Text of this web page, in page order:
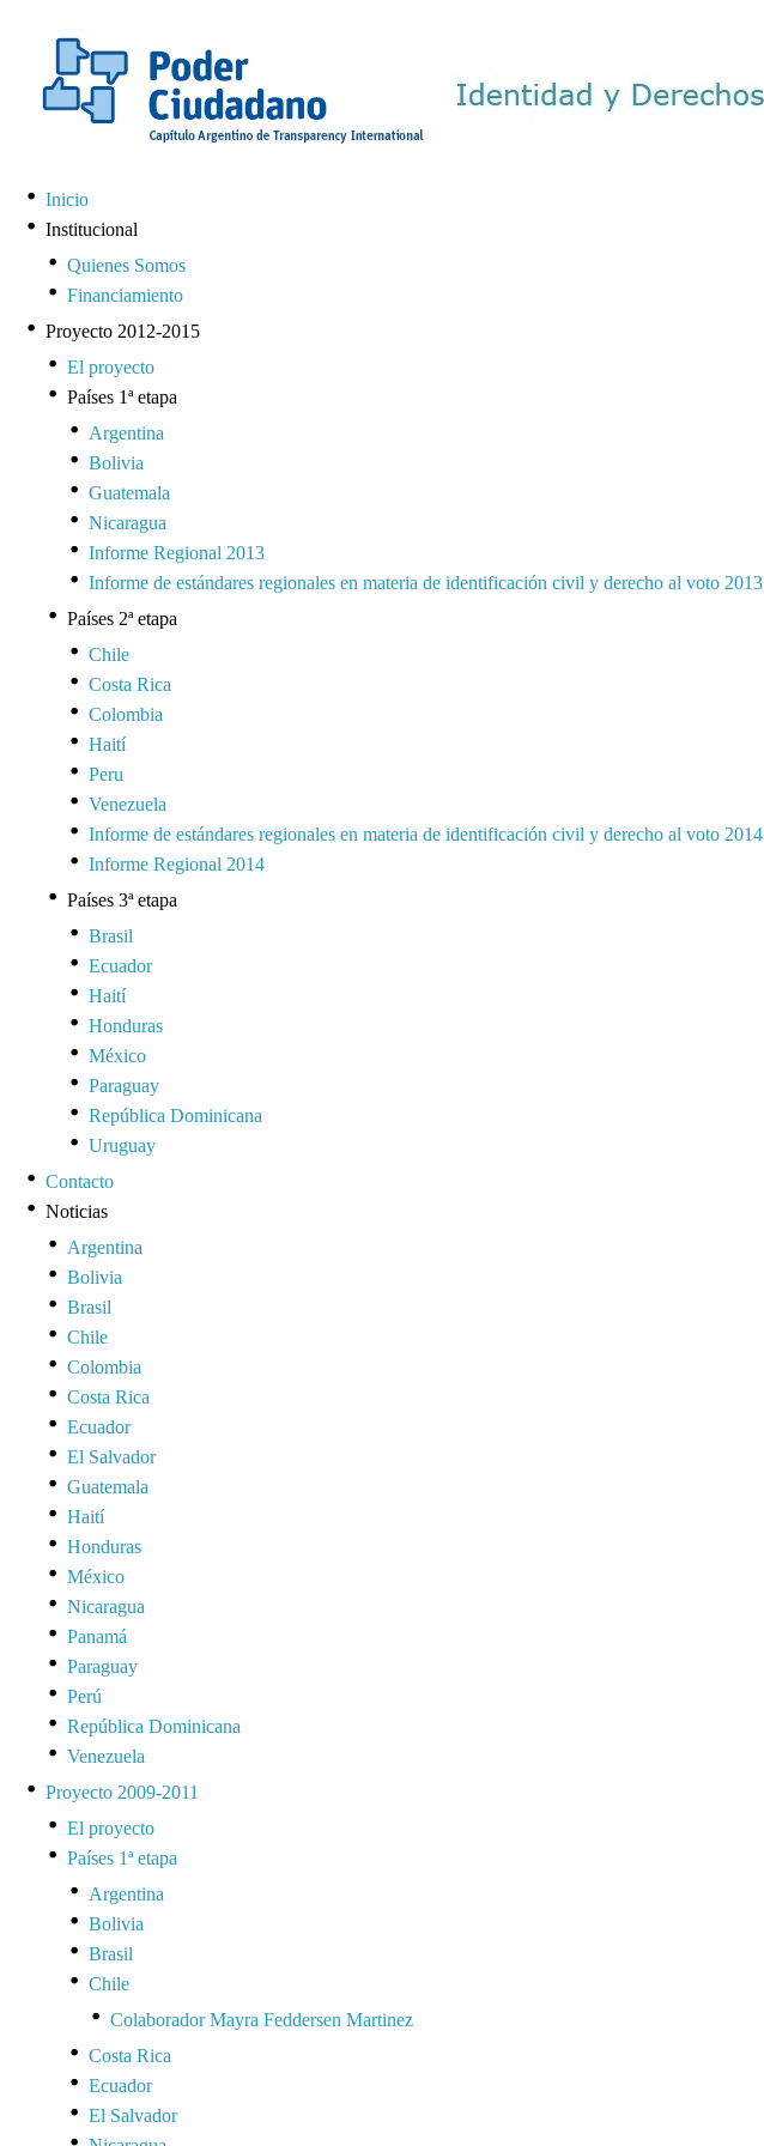
Inicio
Institucional
Quienes Somos
Financiamiento
Proyecto 2012-2015
El proyecto
Países 1ª etapa
Argentina
Bolivia
Guatemala
Nicaragua
Informe Regional 2013
Informe de estándares regionales en materia de identificación civil y derecho al voto 2013
Países 2ª etapa
Chile
Costa Rica
Colombia
Haití
Peru
Venezuela
Informe de estándares regionales en materia de identificación civil y derecho al voto 2014
Informe Regional 2014
Países 3ª etapa
Brasil
Ecuador
Haití
Honduras
México
Paraguay
República Dominicana
Uruguay
Contacto
Noticias
Argentina
Bolivia
Brasil
Chile
Colombia
Costa Rica
Ecuador
El Salvador
Guatemala
Haití
Honduras
México
Nicaragua
Panamá
Paraguay
Perú
República Dominicana
Venezuela
Proyecto 2009-2011
El proyecto
Países 1ª etapa
Argentina
Bolivia
Brasil
Chile
Colaborador Mayra Feddersen Martinez
Costa Rica
Ecuador
El Salvador